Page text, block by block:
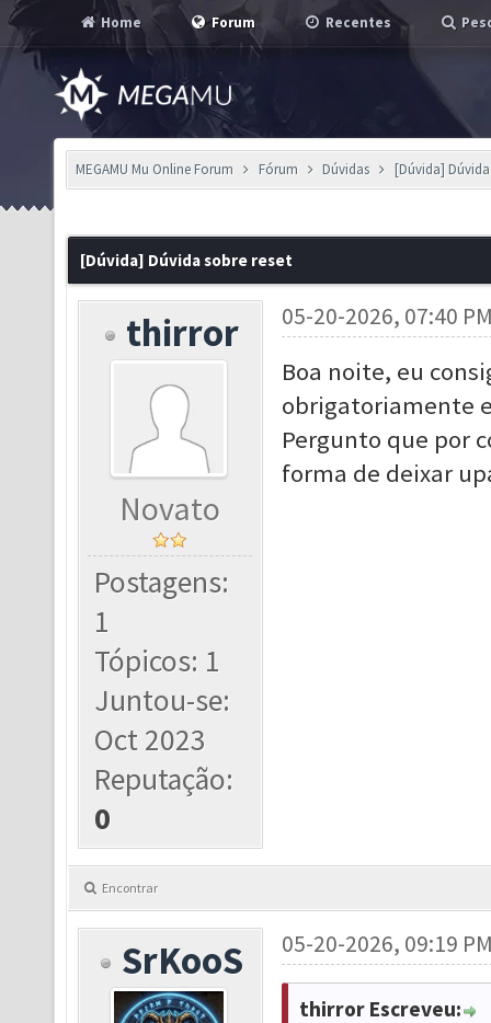
Home Forum Recentes
MEGAMU Mu Online Forum Fórum Dúvidas [Dúvida]
[Dúvida] Dúvida sobre reset
thirror
Novato
Postagens:
1
Tópicos: 1
Juntou-se:
Oct 2023
Reputação:
0
05-20-2026, 07:40
Boa noite, eu
obrigatoriamente
Pergunto que por
forma de deixar
Encontrar
SrKooS 05-20-2026, 09:19
thirror Escreveu: